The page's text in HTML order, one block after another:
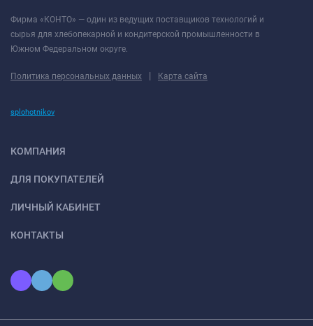
Фирма «КОНТО» — один из ведущих поставщиков технологий и
сырья для хлебопекарной и кондитерской промышленности в
Южном Федеральном округе.
Политика персональных данных | Карта сайта
splohotnikov
КОМПАНИЯ
ДЛЯ ПОКУПАТЕЛЕЙ
ЛИЧНЫЙ КАБИНЕТ
КОНТАКТЫ